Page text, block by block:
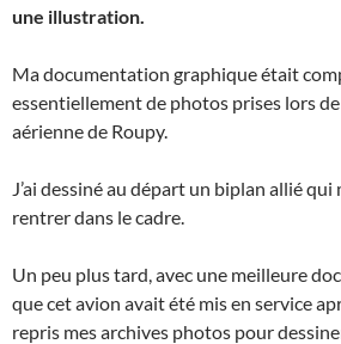
une illustration.
Ma documentation graphique était
essentiellement de photos prises lors
aérienne de Roupy.
J’ai dessiné au départ un biplan allié
rentrer dans le cadre.
Un peu plus tard, avec une meilleure
que cet avion avait été mis en service
repris mes archives photos pour